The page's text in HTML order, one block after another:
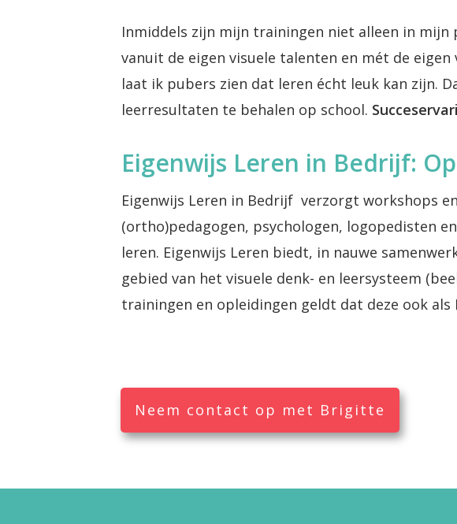
Inmiddels zijn mijn trainingen niet alleen in
vanuit de eigen visuele talenten en mét de
laat ik pubers zien dat leren écht leuk kan zijn.
leerresultaten te behalen op school.
Eigenwijs Leren in Bedrijf:
Eigenwijs Leren in Bedrijf verzorgt workshops
(ortho)pedagogen, psychologen, logopedisten
leren. Eigenwijs Leren biedt, in nauwe
gebied van het visuele denk- en leersysteem
trainingen en opleidingen geldt dat deze ook
Neem contact op met Brigitte